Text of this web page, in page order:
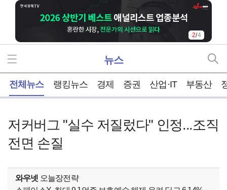
2/4
뉴스
전체뉴스 랭킹뉴스 경제 증권 산업·IT 부동산
저커버그 "실수 저질렀다" 인정...조직
전면 손질
와우넷 오늘장전략